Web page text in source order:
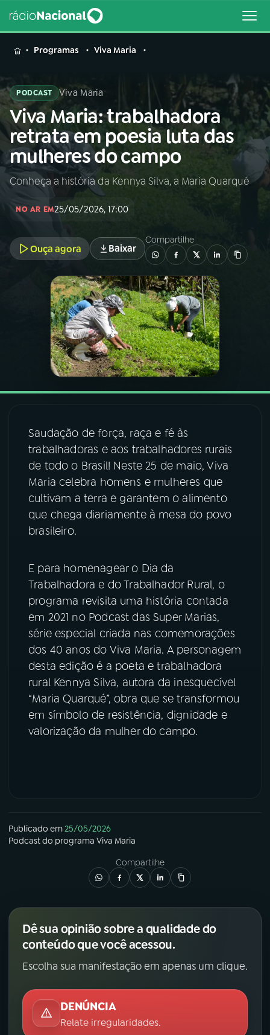
MENU
Buscar
na
Rádio
Nacional
Buscar
AO VIVO
02A RÁDIO
PROGRAMAÇÃO
PROGRAMAS
PODCASTS
ÚLTIMAS
08FESTIVAL DE MÚSICA
ACOMPANHE A RÁDIO NACIONAL
YouTube Facebook
TikTok
Programas Viva Maria
PODCAST Viva Maria
Viva Maria: trabalhadora
retrata em poesia luta das
mulheres do campo
Conheça a história da Kennya Silva, a Maria Quarqué
NO AR EM25/05/2026, 17:00
Ouça agora Baixar
Compartilhe
Saudação de força, raça e fé às
trabalhadoras e aos trabalhadores rurais
de todo o Brasil! Neste 25 de maio, Viva
Maria celebra homens e mulheres que
cultivam a terra e garantem o alimento
que chega diariamente à mesa do povo
brasileiro.
E para homenagear o Dia da
Trabalhadora e do Trabalhador Rural, o
programa revisita uma história contada
em 2021 no Podcast das Super Marias,
série especial criada nas comemorações
dos 40 anos do Viva Maria. A personagem
desta edição é a poeta e trabalhadora
rural Kennya Silva, autora da inesquecível
“Maria Quarqué”, obra que se transformou
em símbolo de resistência, dignidade e
valorização da mulher do campo.
Publicado em25/05/2026
Podcastdo programa Viva Maria
Compartilhe
Dê sua opinião sobre a qualidade do
conteúdo que você acessou.
Escolha sua manifestação em apenas um clique.
DENÚNCIA
Relate irregularidades.